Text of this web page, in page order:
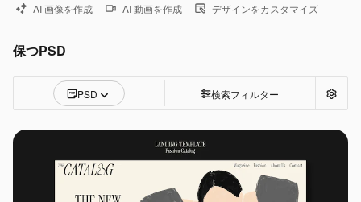
AI 画像を作成 AI 動画を作成 デザインをカスタマイズ
保つPSD
PSD 検索フィルター